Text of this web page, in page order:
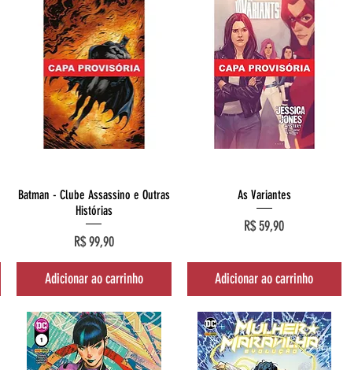
Visualização rápida
Batman - Clube Assassino e Outras
Histórias
Preço
R$ 99,90
Adicionar ao carrinho
Visualização rápida
As Variantes
Preço
R$ 59,90
Adicionar ao carrinho